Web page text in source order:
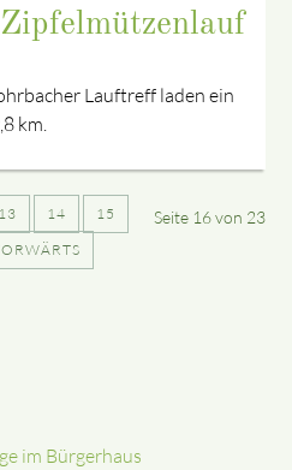
Lauftreff laden ein
km.
Seite 16 von 23
13 14
15
im Bürgerhaus